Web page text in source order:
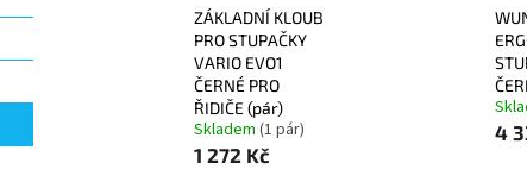
ZÁKLADNÍ KLOUB
PRO STUPAČKY
VARIO EVO1
ČERNÉ PRO
ŘIDIČE (pár)
Skladem (1 pár)
1 272 Kč
4